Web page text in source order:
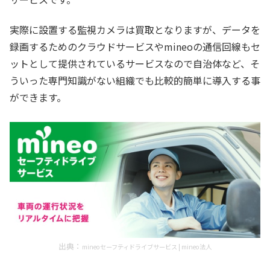
実際に設置する監視カメラは買取となりますが、データを
録画するためのクラウドサービスやmineoの通信回線もセ
ットとして提供されているサービスなので自治体など、そ
ういった専門知識がない組織でも比較的簡単に導入する事
ができます。
出典： mineoセーフティドライブサービス | mineo法人